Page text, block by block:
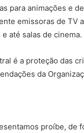
para animações e
emissoras de TV
até salas de cinema.
é a proteção das
da
proíbe, de